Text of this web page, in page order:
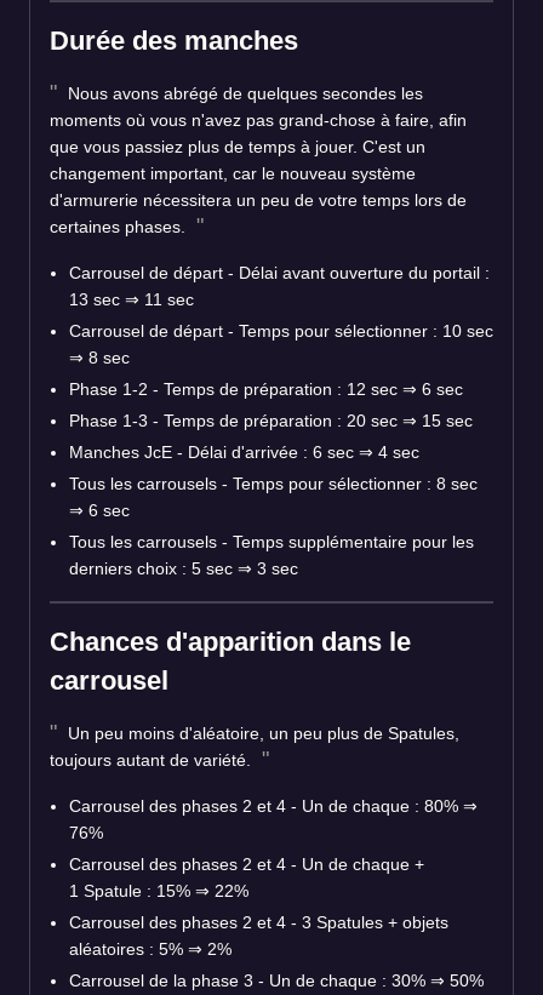
Durée des manches
Nous avons abrégé de quelques secondes les
moments où vous n'avez pas grand-chose à faire, afin
que vous passiez plus de temps à jouer. C'est un
changement important, car le nouveau système
d'armurerie nécessitera un peu de votre temps lors de
certaines phases.
Carrousel de départ - Délai avant ouverture du portail :
13 sec ⇒ 11 sec
Carrousel de départ - Temps pour sélectionner : 10 sec
⇒ 8 sec
Phase 1-2 - Temps de préparation : 12 sec ⇒ 6 sec
Phase 1-3 - Temps de préparation : 20 sec ⇒ 15 sec
Manches JcE - Délai d'arrivée : 6 sec ⇒ 4 sec
Tous les carrousels - Temps pour sélectionner : 8 sec
⇒ 6 sec
Tous les carrousels - Temps supplémentaire pour les
derniers choix : 5 sec ⇒ 3 sec
Chances d'apparition dans le
carrousel
Un peu moins d'aléatoire, un peu plus de Spatules,
toujours autant de variété.
Carrousel des phases 2 et 4 - Un de chaque : 80% ⇒
76%
Carrousel des phases 2 et 4 - Un de chaque +
1 Spatule : 15% ⇒ 22%
Carrousel des phases 2 et 4 - 3 Spatules + objets
aléatoires : 5% ⇒ 2%
Carrousel de la phase 3 - Un de chaque : 30% ⇒ 50%